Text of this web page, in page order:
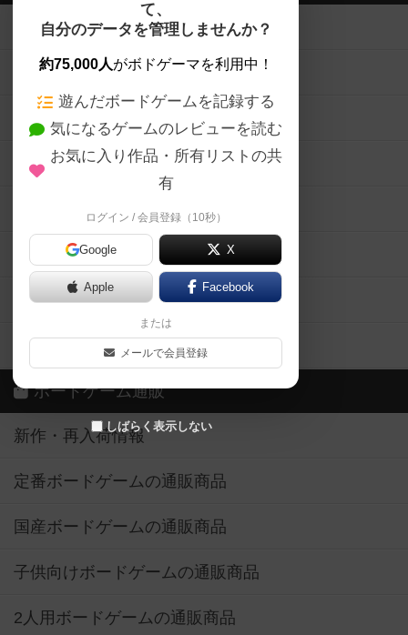
て、
自分のデータを管理しませんか？
約75,000人がボドゲーマを利用中！
遊んだボードゲームを記録する
気になるゲームのレビューを読む
お気に入り作品・所有リストの共
有
ログイン / 会員登録（10秒）
Google X
Apple Facebook
または
メールで会員登録
しばらく表示しない
ボードゲームを検索する
ボードゲームの新着レビュー
ボードゲーム会情報
メカニクス特集
掲示板・トピックス
ボドとも・会員一覧
ボードゲーム業界コラム
ボドゲーマご利用案内
ボードゲーム通販
新作・再入荷情報
定番ボードゲームの通販商品
国産ボードゲームの通販商品
子供向けボードゲームの通販商品
2人用ボードゲームの通販商品